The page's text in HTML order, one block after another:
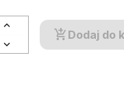
Dodaj do